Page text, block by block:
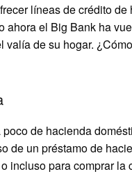
líneas de crédito
el Big Bank ha
de su hogar.
de hacienda
de un préstamo de
incluso para comprar la